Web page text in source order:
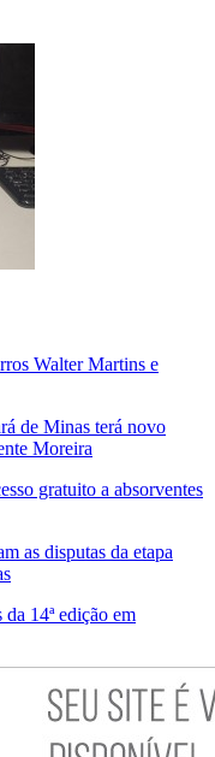
Walter Martins e
de Minas terá novo
Moreira
gratuito a absorventes
as disputas da etapa
14ª edição em